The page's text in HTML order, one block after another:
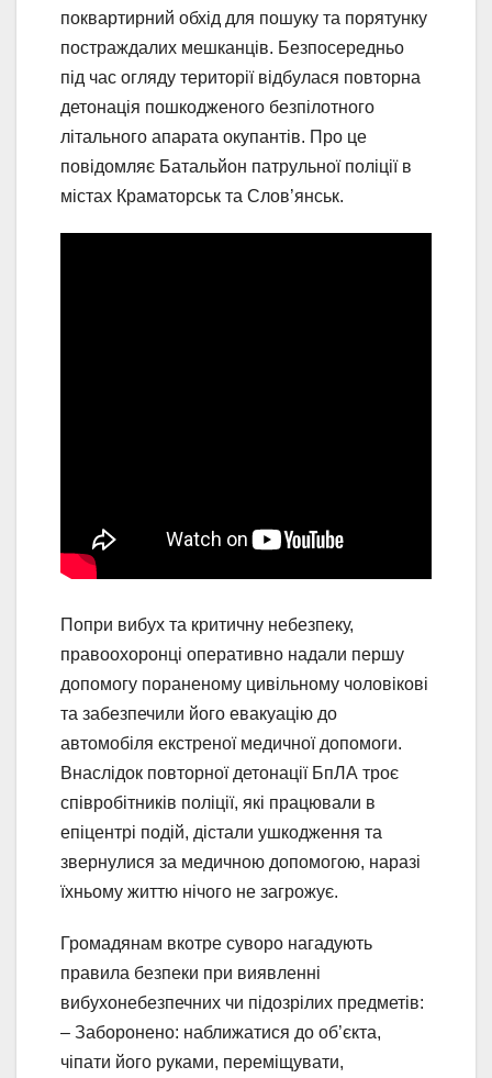
поквартирний обхід для пошуку та порятунку
постраждалих мешканців. Безпосередньо
під час огляду території відбулася повторна
детонація пошкодженого безпілотного
літального апарата окупантів. Про це
повідомляє Батальйон патрульної поліції в
містах Краматорськ та Слов’янськ.
Попри вибух та критичну небезпеку,
правоохоронці оперативно надали першу
допомогу пораненому цивільному чоловікові
та забезпечили його евакуацію до
автомобіля екстреної медичної допомоги.
Внаслідок повторної детонації БпЛА троє
співробітників поліції, які працювали в
епіцентрі подій, дістали ушкодження та
звернулися за медичною допомогою, наразі
їхньому життю нічого не загрожує.
Громадянам вкотре суворо нагадують
правила безпеки при виявленні
вибухонебезпечних чи підозрілих предметів:
– Заборонено: наближатися до об’єкта,
чіпати його руками, переміщувати,